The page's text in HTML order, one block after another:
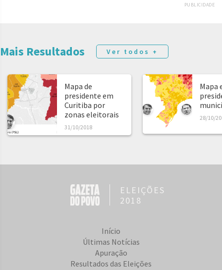
PUBLICIDADE
Mais Resultados Ver todos +
Mapa de
presidente em
Curitiba por
zonas eleitorais
31/10/2018
Mapa
28/10/
ELEIÇÕES
2018
Início
Últimas Notícias
Apuração
Resultados das Eleições